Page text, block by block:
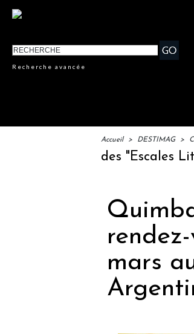
Recherche avancée
Accueil > DESTIMAG >
: lancement des "Escales
mars